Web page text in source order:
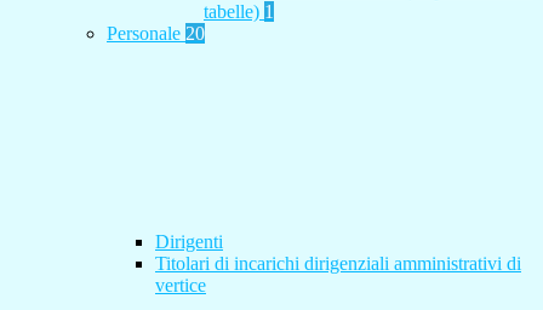
tabelle) 1
Personale 20
Dirigenti
Titolari di incarichi dirigenziali amministrativi di
vertice